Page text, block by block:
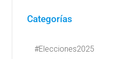
Categorías
#Elecciones2025